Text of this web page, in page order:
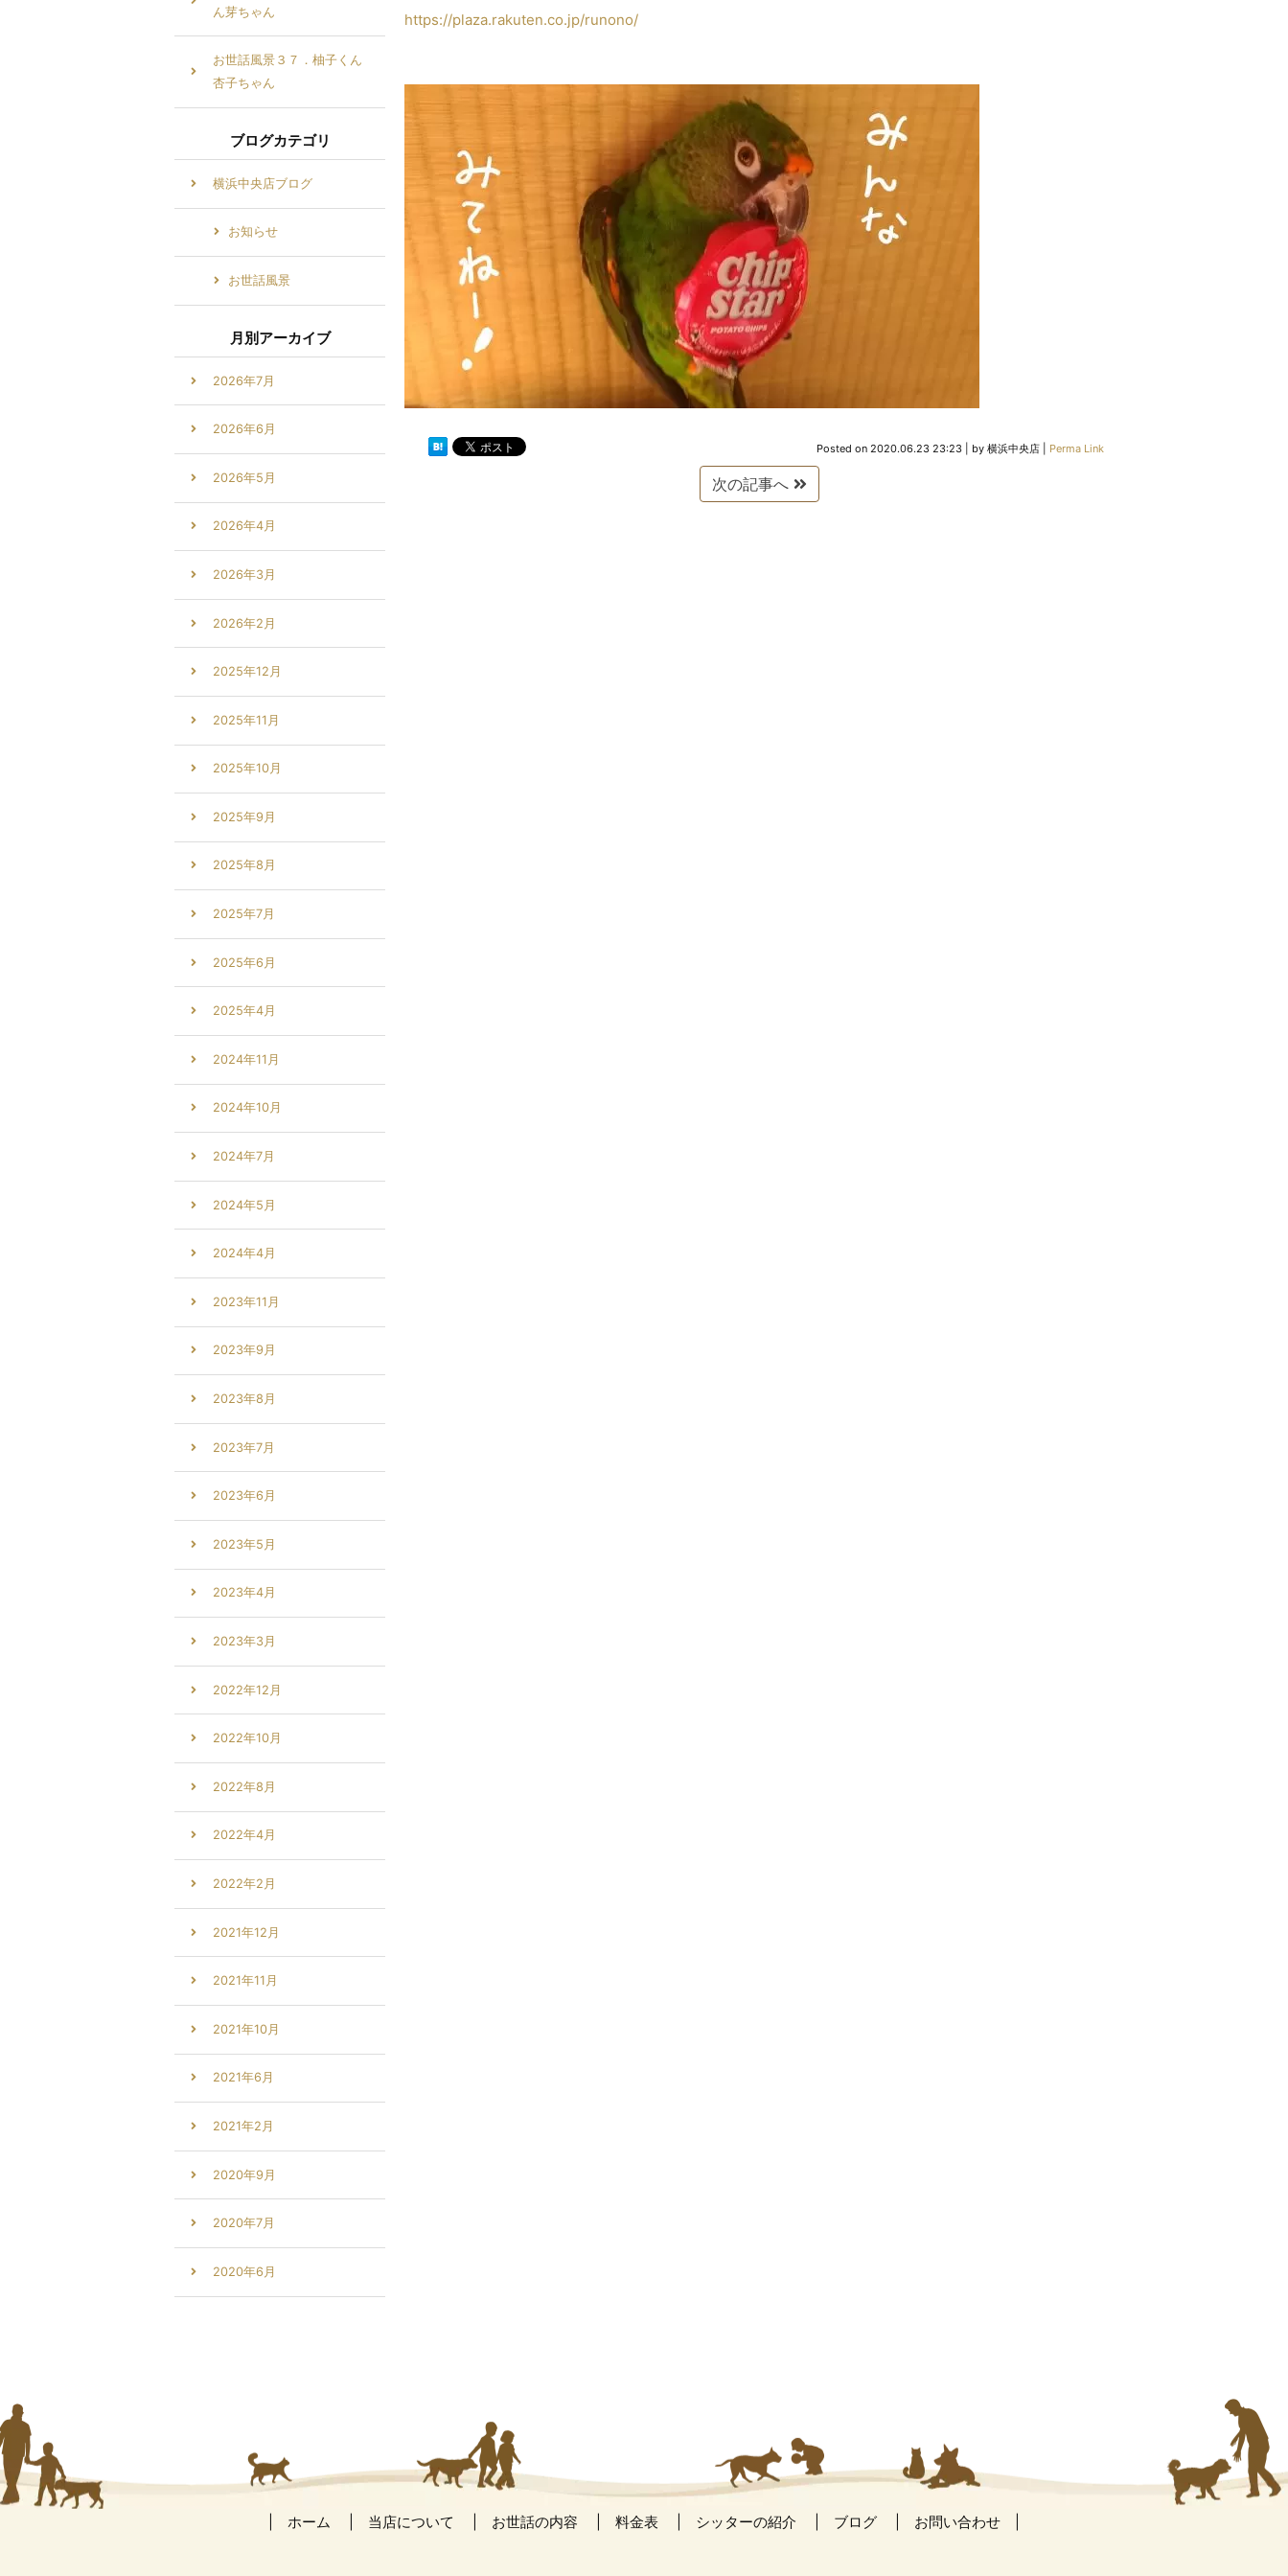
https://plaza.rakuten.co.jp/runono/
Posted on 2020.06.23 23:23 by 横浜中央店 Perma Link
次の記事へ
ん芽ちゃん
お世話風景３７．柚子くん
杏子ちゃん
ブログカテゴリ
横浜中央店ブログ
お知らせ
お世話風景
月別アーカイブ
2026年7月
2026年6月
2026年5月
2026年4月
2026年3月
2026年2月
2025年12月
2025年11月
2025年10月
2025年9月
2025年8月
2025年7月
2025年6月
2025年4月
2024年11月
2024年10月
2024年7月
2024年5月
2024年4月
2023年11月
2023年9月
2023年8月
2023年7月
2023年6月
2023年5月
2023年4月
2023年3月
2022年12月
2022年10月
2022年8月
2022年4月
2022年2月
2021年12月
2021年11月
2021年10月
2021年6月
2021年2月
2020年9月
2020年7月
2020年6月
ホーム 当店について お世話の内容 料金表 シッターの紹介 ブログ お問い合わせ